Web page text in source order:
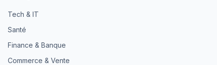
Tech & IT
Santé
Finance & Banque
Commerce & Vente